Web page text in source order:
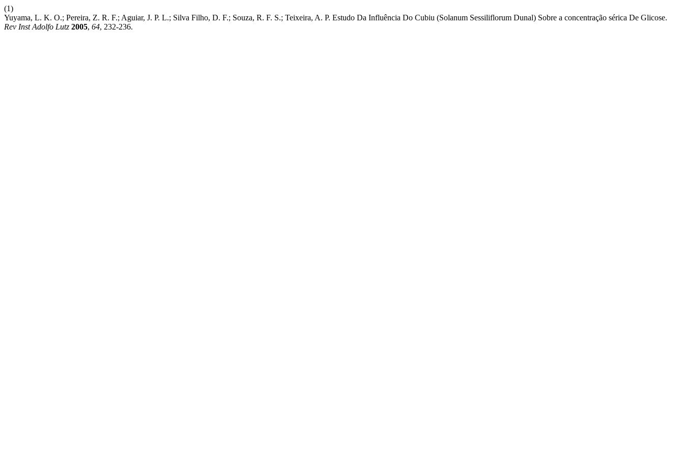
(1)
Yuyama, L. K. O.; Pereira, Z. R. F.; Aguiar, J. P. L.; Silva Filho, D. F.; Souza, R. F. S.; Teixeira, A. P. Estudo Da Influência Do Cubiu (Solanum Sessiliflorum Dunal) Sobre a concentração sérica De Glicose.
Rev Inst Adolfo Lutz 2005, 64, 232-236.